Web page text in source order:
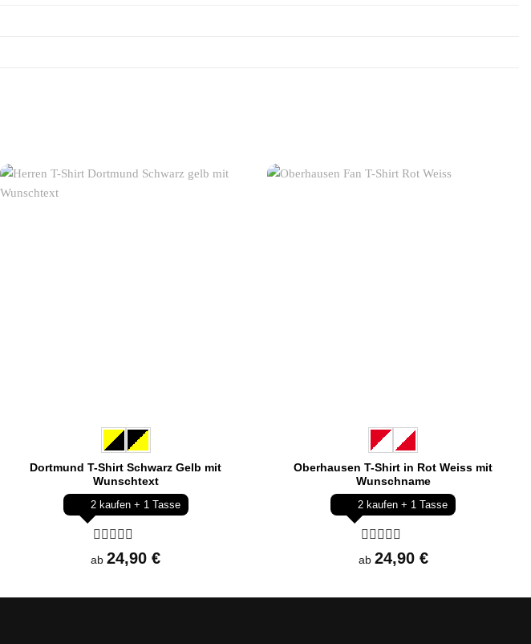
Dortmund T-Shirt Schwarz Gelb mit
Wunschtext
2 kaufen + 1 Tasse
Bewertet
mit
ab24,90€
Oberhausen T-Shirt in Rot Weiss mit
Wunschname
2 kaufen + 1 Tasse
Bewertet
mit
ab 24,90 €